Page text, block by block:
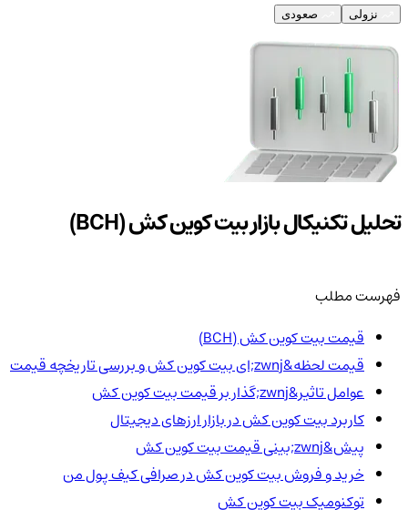
نزولی صعودی
تحلیل تکنیکال بازار بیت کوین کش (BCH)
فهرست مطلب
قیمت بیت کوین کش (BCH)
قیمت لحظه&zwnj;ای بیت کوین کش و بررسی تاریخچه قیمت
عوامل تاثیر&zwnj;گذار بر قیمت بیت کوین کش
کاربرد بیت کوین کش در بازار ارزهای دیجیتال
پیش&zwnj;بینی قیمت بیت کوین کش
خرید و فروش بیت کوین کش در صرافی کیف پول من
توکنومیک بیت کوین کش